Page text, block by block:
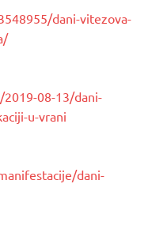
dani-vitezova-
08-13/dani-
u-vrani
dani-